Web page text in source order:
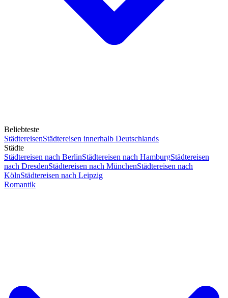
Beliebteste
StädtereisenStädtereisen innerhalb Deutschlands
Städte
Städtereisen nach BerlinStädtereisen nach HamburgStädtereisen
nach DresdenStädtereisen nach MünchenStädtereisen nach
KölnStädtereisen nach Leipzig
Romantik